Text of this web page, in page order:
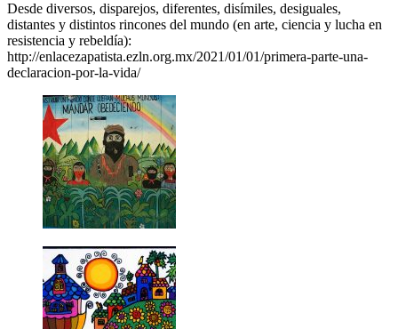
Desde diversos, disparejos, diferentes, disímiles, desiguales,
distantes y distintos rincones del mundo (en arte, ciencia y lucha en
resistencia y rebeldía):
http://enlacezapatista.ezln.org.mx/2021/01/01/primera-parte-una-
declaracion-por-la-vida/